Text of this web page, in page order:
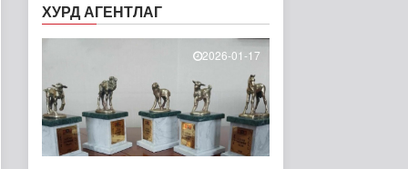
1 цаг 10 минутын өмнө
Хийлдэг завь, гудас,
хөвөгч тоглоом биш
1 цаг 25 минутын өмнө
Нийслэлийн цэцэрлэгт
хамрагдах I шатны
бүртгэл э..
ХУРД АГЕНТЛАГ
2026-01-17